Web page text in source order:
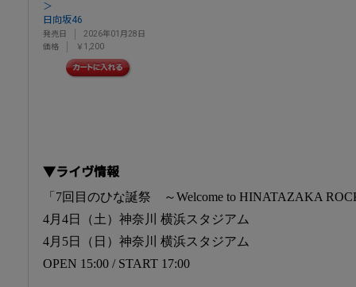
＞
日向坂46
発売日
2026年01月28日
価格
￥1,200
▼ライヴ情報
「7回目のひな誕祭 ～Welcome to HINATAZAKA
4月4日（土）神奈川 横浜スタジアム
4月5日（日）神奈川 横浜スタジアム
OPEN 15:00 / START 17:00